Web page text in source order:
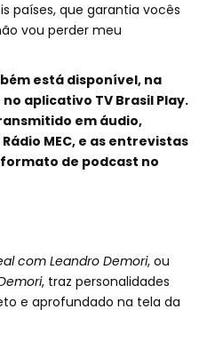
países, que garantia vocês
vou perder meu
está disponível, na
aplicativo TV Brasil Play.
em áudio,
MEC, e as entrevistas
de podcast no
com Leandro Demori, ou
, traz personalidades
e aprofundado na tela da